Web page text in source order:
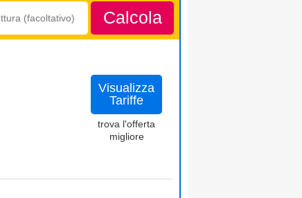
Calcola
Visualizza
Tariffe
trova l'offerta
migliore